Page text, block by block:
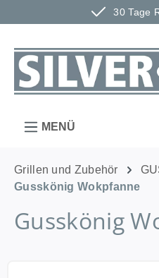
30 Tage
Zum Hauptinhalt springen
MENÜ
Grillen und Zubehör
Gusskönig Wokpfanne
Gusskönig